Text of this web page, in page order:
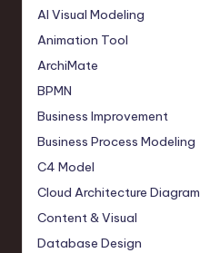
AI Visual Modeling
Animation Tool
ArchiMate
BPMN
Business Improvement
Business Process Modeling
C4 Model
Cloud Architecture Diagram
Content & Visual
Database Design